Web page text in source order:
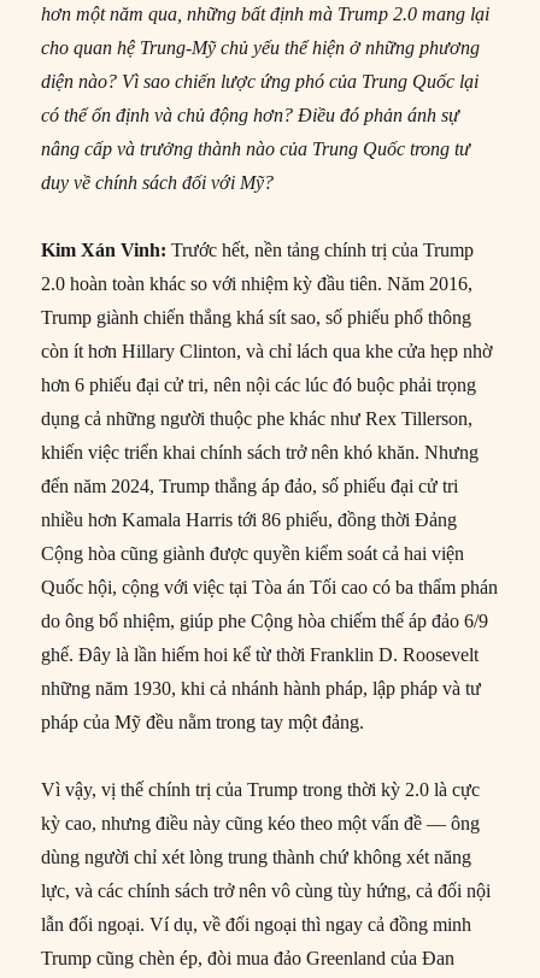
hơn một năm qua, những bất định mà Trump 2.0 mang lại
cho quan hệ Trung-Mỹ chủ yếu thể hiện ở những phương
diện nào? Vì sao chiến lược ứng phó của Trung Quốc lại
có thể ổn định và chủ động hơn? Điều đó phản ánh sự
nâng cấp và trưởng thành nào của Trung Quốc trong tư
duy về chính sách đối với Mỹ?
Kim Xán Vinh: Trước hết, nền tảng chính trị của Trump
2.0 hoàn toàn khác so với nhiệm kỳ đầu tiên. Năm 2016,
Trump giành chiến thắng khá sít sao, số phiếu phổ thông
còn ít hơn Hillary Clinton, và chỉ lách qua khe cửa hẹp nhờ
hơn 6 phiếu đại cử tri, nên nội các lúc đó buộc phải trọng
dụng cả những người thuộc phe khác như Rex Tillerson,
khiến việc triển khai chính sách trở nên khó khăn. Nhưng
đến năm 2024, Trump thắng áp đảo, số phiếu đại cử tri
nhiều hơn Kamala Harris tới 86 phiếu, đồng thời Đảng
Cộng hòa cũng giành được quyền kiểm soát cả hai viện
Quốc hội, cộng với việc tại Tòa án Tối cao có ba thẩm phán
do ông bổ nhiệm, giúp phe Cộng hòa chiếm thế áp đảo 6/9
ghế. Đây là lần hiếm hoi kể từ thời Franklin D. Roosevelt
những năm 1930, khi cả nhánh hành pháp, lập pháp và tư
pháp của Mỹ đều nằm trong tay một đảng.
Vì vậy, vị thế chính trị của Trump trong thời kỳ 2.0 là cực
kỳ cao, nhưng điều này cũng kéo theo một vấn đề — ông
dùng người chỉ xét lòng trung thành chứ không xét năng
lực, và các chính sách trở nên vô cùng tùy hứng, cả đối nội
lẫn đối ngoại. Ví dụ, về đối ngoại thì ngay cả đồng minh
Trump cũng chèn ép, đòi mua đảo Greenland của Đan